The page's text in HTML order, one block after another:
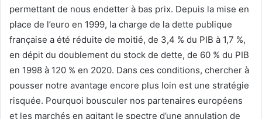
permettant de nous endetter à bas prix. Depuis la mise en
place de l’euro en 1999, la charge de la dette publique
française a été réduite de moitié, de 3,4 % du PIB à 1,7 %,
en dépit du doublement du stock de dette, de 60 % du PIB
en 1998 à 120 % en 2020. Dans ces conditions, chercher à
pousser notre avantage encore plus loin est une stratégie
risquée. Pourquoi bousculer nos partenaires européens
et les marchés en agitant le spectre d’une annulation de